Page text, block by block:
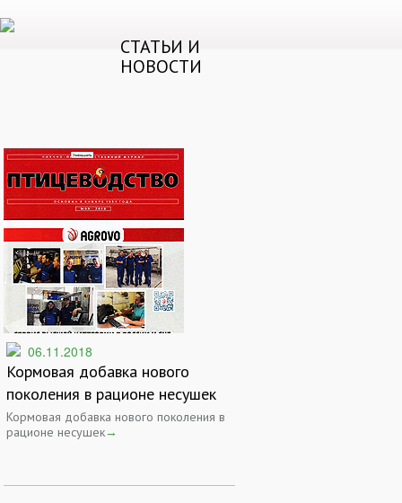
СТАТЬИ И
НОВОСТИ
06.11.2018
Кормовая добавка нового
поколения в рационе несушек
Кормовая добавка нового поколения в
рационе несушек→